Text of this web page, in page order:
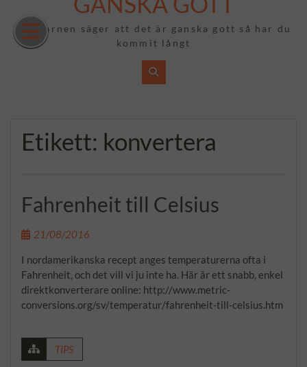
innehåll
Om barnen säger att det är ganska gott så har du
kommit långt
Etikett: konvertera
Fahrenheit till Celsius
21/08/2016
I nordamerikanska recept anges temperaturerna ofta i
Fahrenheit, och det vill vi ju inte ha. Här är ett snabb, enkel
direktkonverterare online: http://www.metric-
conversions.org/sv/temperatur/fahrenheit-till-celsius.htm
TIPS